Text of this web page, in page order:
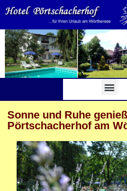
Sonne und Ruhe
Pörtschacherhof am